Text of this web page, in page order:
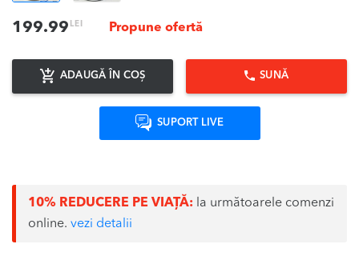
199.99 LEI Propune ofertă
ADAUGĂ ÎN COȘ SUNĂ
SUPORT LIVE
10% REDUCERE PE VIAȚĂ: la următoarele comenzi
online. vezi detalii